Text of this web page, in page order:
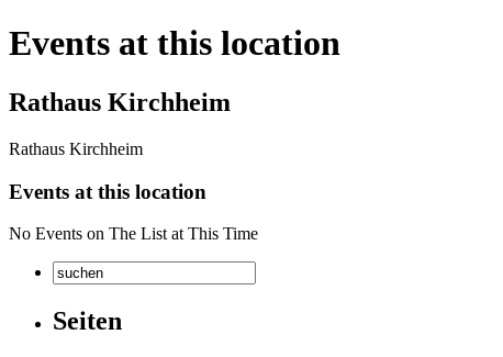
Events at this location
Rathaus Kirchheim
Rathaus Kirchheim
Events at this location
No Events on The List at This Time
Seiten